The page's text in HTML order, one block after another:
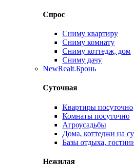
Спрос
Сниму квартиру
Сниму комнату
Сниму коттедж, дом
Сниму дачу
NewRealt.Бронь
Суточная
Квартиры посуточно
Комнаты посуточно
Агроусадьбы
Дома, коттеджи на
Базы отдыха,
Нежилая